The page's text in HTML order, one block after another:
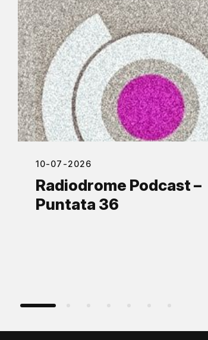
10-07-2026
Radiodrome Podcast –
Puntata 36